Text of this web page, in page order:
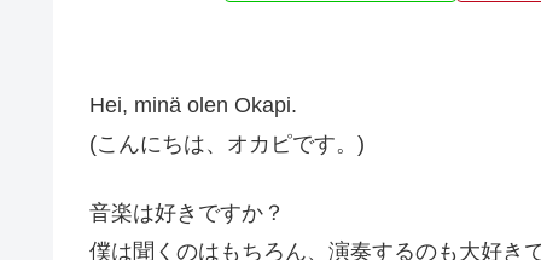
Hei, minä olen Okapi.
(こんにちは、オカピです。)
音楽は好きですか？
僕は聞くのはもちろん、演奏するのも大好きで